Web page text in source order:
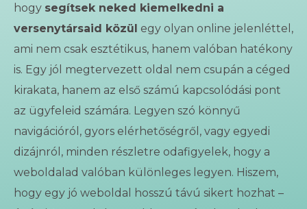
hogy segítsek neked kiemelkedni a
versenytársaid közül egy olyan online jelenléttel,
ami nem csak esztétikus, hanem valóban hatékony
is. Egy jól megtervezett oldal nem csupán a céged
kirakata, hanem az első számú kapcsolódási pont
az ügyfeleid számára. Legyen szó könnyű
navigációról, gyors elérhetőségről, vagy egyedi
dizájnról, minden részletre odafigyelek, hogy a
weboldalad valóban különleges legyen. Hiszem,
hogy egy jó weboldal hosszú távú sikert hozhat –